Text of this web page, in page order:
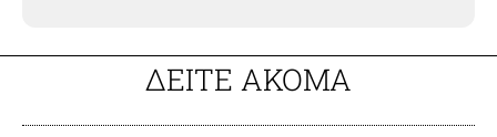
ΔΕΙΤΕ ΑΚΟΜΑ